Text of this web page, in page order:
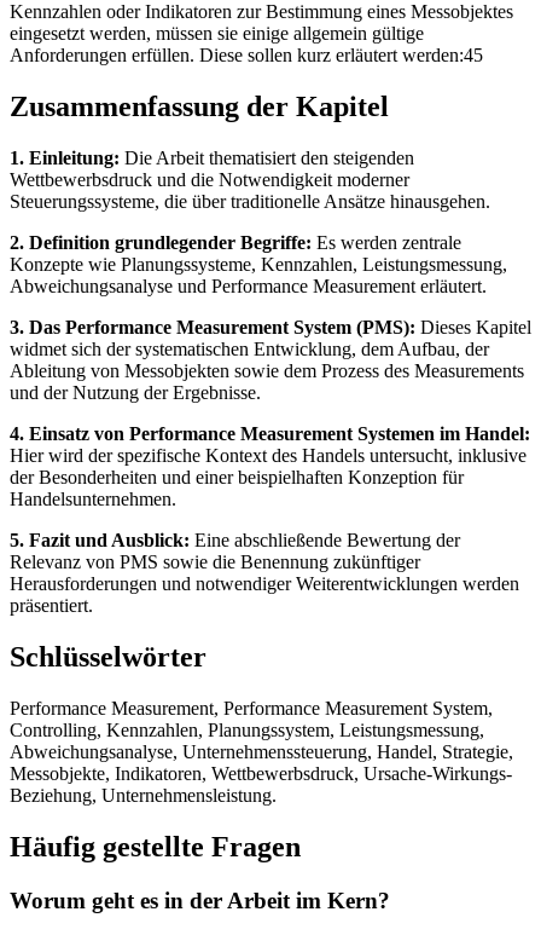
Kennzahlen oder Indikatoren zur Bestimmung eines Messobjektes
eingesetzt werden, müssen sie einige allgemein gültige
Anforderungen erfüllen. Diese sollen kurz erläutert werden:45
Zusammenfassung der Kapitel
1. Einleitung: Die Arbeit thematisiert den steigenden
Wettbewerbsdruck und die Notwendigkeit moderner
Steuerungssysteme, die über traditionelle Ansätze hinausgehen.
2. Definition grundlegender Begriffe: Es werden zentrale
Konzepte wie Planungssysteme, Kennzahlen, Leistungsmessung,
Abweichungsanalyse und Performance Measurement erläutert.
3. Das Performance Measurement System (PMS): Dieses Kapitel
widmet sich der systematischen Entwicklung, dem Aufbau, der
Ableitung von Messobjekten sowie dem Prozess des Measurements
und der Nutzung der Ergebnisse.
4. Einsatz von Performance Measurement Systemen im Handel:
Hier wird der spezifische Kontext des Handels untersucht, inklusive
der Besonderheiten und einer beispielhaften Konzeption für
Handelsunternehmen.
5. Fazit und Ausblick: Eine abschließende Bewertung der
Relevanz von PMS sowie die Benennung zukünftiger
Herausforderungen und notwendiger Weiterentwicklungen werden
präsentiert.
Schlüsselwörter
Performance Measurement, Performance Measurement System,
Controlling, Kennzahlen, Planungssystem, Leistungsmessung,
Abweichungsanalyse, Unternehmenssteuerung, Handel, Strategie,
Messobjekte, Indikatoren, Wettbewerbsdruck, Ursache-Wirkungs-
Beziehung, Unternehmensleistung.
Häufig gestellte Fragen
Worum geht es in der Arbeit im Kern?